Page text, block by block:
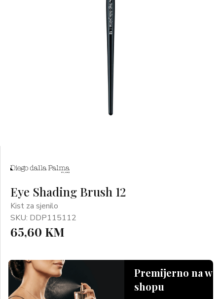
Eye Shading Brush 12
Kist za sjenilo
SKU: DDP115112
65,60 KM
Premijerno na
shopu